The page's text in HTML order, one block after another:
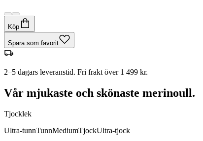
Köp
Spara som favorit
2–5 dagars leveranstid. Fri frakt över 1 499 kr.
Vår mjukaste och skönaste merinoull.
Tjocklek
Ultra-tunnTunnMediumTjockUltra-tjock